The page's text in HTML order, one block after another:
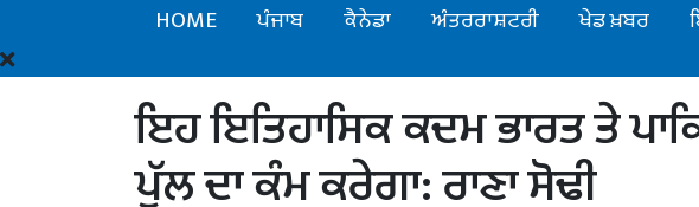
HOME ਪੰਜਾਬ ਕੈਨੇਡਾ ਅੰਤਰਰਾਸ਼ਟਰੀ ਖੇਡ ਖ਼ਬਰ
ਇਹ ਇਤਿਹਾਸਿਕ ਕਦਮ ਭਾਰਤ ਤੇ
ਪੁੱਲ ਦਾ ਕੰਮ ਕਰੇਗਾ: ਰਾਣਾ ਸੋਢੀ